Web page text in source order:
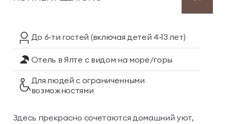
До 6‑ти гостей (включая детей 4‑13 лет)
Отель в Ялте с видом на море/горы
Для людей с ограниченными
возможностями
Здесь прекрасно сочетаются домашний уют,